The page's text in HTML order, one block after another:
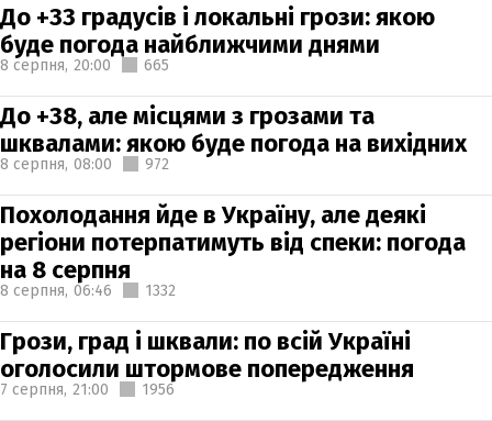
До +33 градусів і локальні грози: якою
буде погода найближчими днями
8 серпня, 20:00 665
До +38, але місцями з грозами та
шквалами: якою буде погода на вихідних
8 серпня, 08:00 972
Похолодання йде в Україну, але деякі
регіони потерпатимуть від спеки: погода
на 8 серпня
8 серпня, 06:46 1332
Грози, град і шквали: по всій Україні
оголосили штормове попередження
7 серпня, 21:00 1956